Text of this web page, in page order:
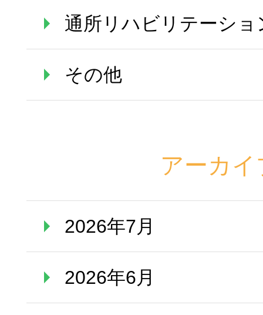
通所リハビリテーショ
その他
アーカイ
2026年7月
2026年6月